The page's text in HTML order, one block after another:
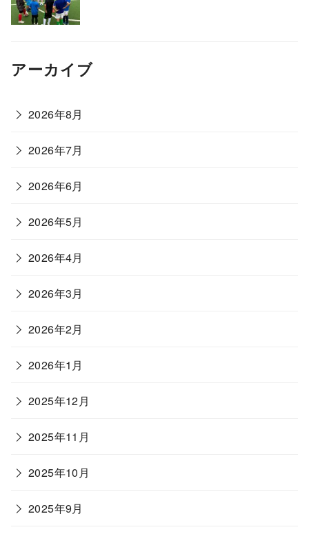
アーカイブ
2026年8月
2026年7月
2026年6月
2026年5月
2026年4月
2026年3月
2026年2月
2026年1月
2025年12月
2025年11月
2025年10月
2025年9月